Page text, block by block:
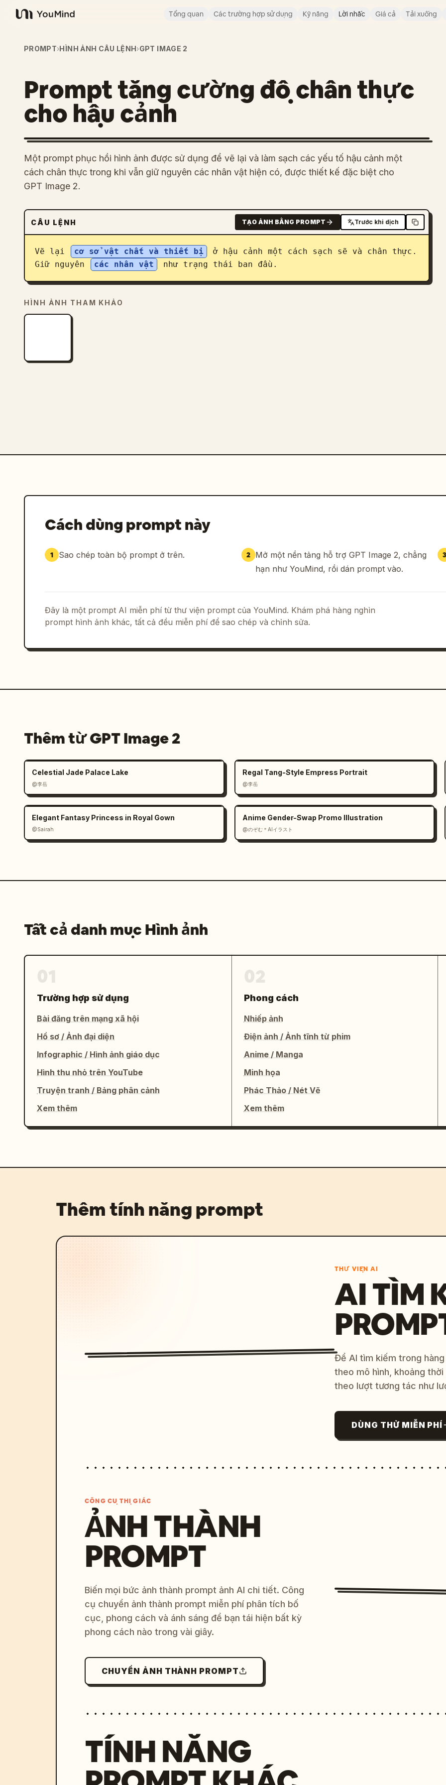
YouMind
Tổng quan Các trường hợp sử dụng Kỹ năng Lời nhắc Giá cả Tải xuống
PROMPT›HÌNH ẢNH CÂU LỆNH›GPT IMAGE 2
Prompt tăng cường độ chân thực
cho hậu cảnh
Một prompt phục hồi hình ảnh được sử dụng để vẽ lại và làm sạch các yếu tố hậu cảnh một
cách chân thực trong khi vẫn giữ nguyên các nhân vật hiện có, được thiết kế đặc biệt cho
GPT Image 2.
CÂU LỆNH TẠO ẢNH BẰNG PROMPT Trước khi dịch
Vẽ lại cơ sở vật chất và thiết bị
ở hậu cảnh một cách sạch sẽ và chân thực.
Giữ nguyên
các nhân vật như trạng thái ban đầu.
HÌNH ẢNH THAM KHẢO
Cách dùng prompt này
1 Sao chép toàn bộ prompt ở trên. 2 Mở một nền tảng hỗ trợ GPT Image 2, chẳng
hạn như YouMind, rồi dán prompt vào.
3
Đây là một prompt AI miễn phí từ thư viện prompt của YouMind. Khám phá hàng nghìn
prompt hình ảnh khác, tất cả đều miễn phí để sao chép và chỉnh sửa.
Thêm từ GPT Image 2
Celestial Jade Palace Lake
@李岳
Regal Tang-Style Empress Portrait
@李岳
Elegant Fantasy Princess in Royal Gown
@Sairah
Anime Gender-Swap Promo Illustration
@のぞむ＊AIイラスト
Tất cả danh mục Hình ảnh
Trường hợp sử dụng
Bài đăng trên mạng xã hội
Hồ sơ / Ảnh đại diện
Infographic / Hình ảnh giáo dục
Hình thu nhỏ trên YouTube
Truyện tranh / Bảng phân cảnh
Xem thêm
Phong cách
Nhiếp ảnh
Điện ảnh / Ảnh tĩnh từ phim
Anime / Manga
Minh họa
Phác Thảo / Nét Vẽ
Xem thêm
Thêm tính năng prompt
THƯ VIỆN AI
AI TÌM
Để AI tìm kiếm trong
theo mô hình, khoảng
theo lượt tương tác như
DÙNG THỬ MIỄN PHÍ
CÔNG CỤ THỊ GIÁC
ẢNH THÀNH
PROMPT
Biến mọi bức ảnh thành prompt ảnh AI chi tiết. Công
cụ chuyển ảnh thành prompt miễn phí phân tích bố
cục, phong cách và ánh sáng để bạn tái hiện bất kỳ
phong cách nào trong vài giây.
CHUYỂN ẢNH THÀNH PROMPT
TÍNH NĂNG